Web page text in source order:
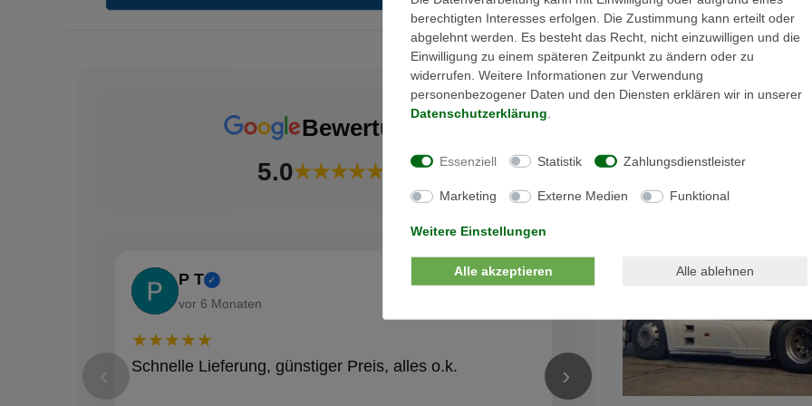
Bewertungen
5.0★★★★★ (187)
P T ✓
vor 6 Monaten
★★★★★
Schnelle Lieferung, günstiger Preis, alles o.k.
Nico Schröder
★★★★★
Alles Bestens! Gerne wieder
›
berechtigten Interesses erfolgen. Die Zustimmung kann erteilt oder
abgelehnt werden. Es besteht das Recht, nicht einzuwilligen und die
Einwilligung zu einem späteren Zeitpunkt zu ändern oder zu
widerrufen. Weitere Informationen zur Verwendung
personenbezogener Daten und den Diensten erklären wir in unserer
Daten­schutz­erklärung
Essenziell Statistik Zahlungsdienstleister
Marketing Externe Medien Funktional
Weitere Einstellungen
Alle akzeptieren Alle ablehnen